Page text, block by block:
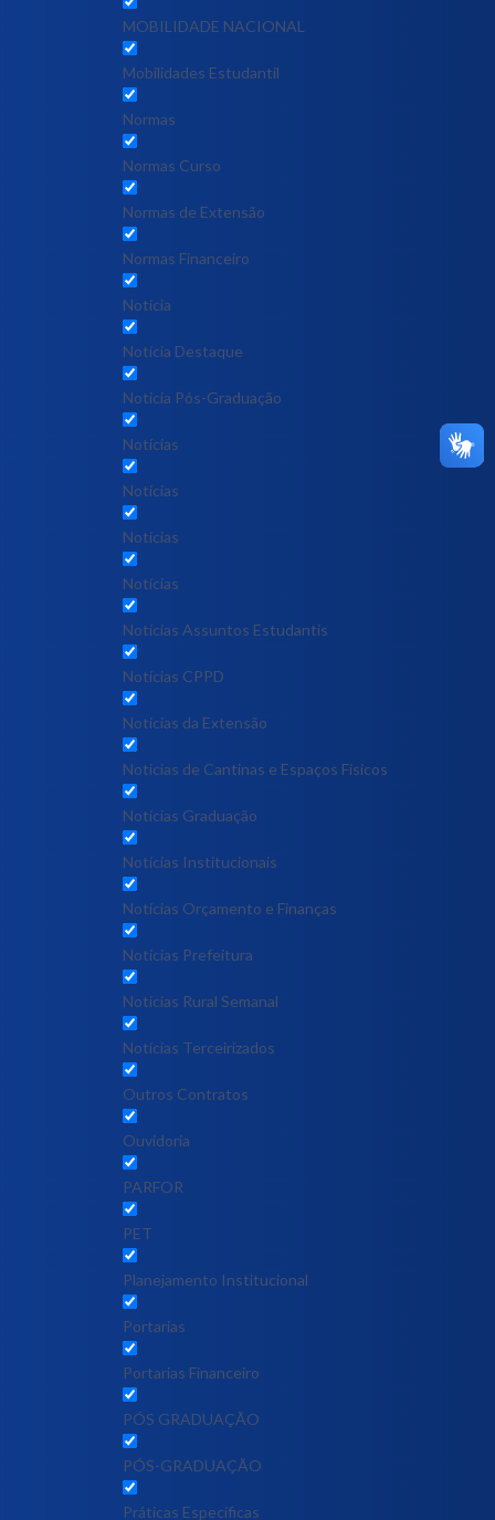
MOBILIDADE NACIONAL
Mobilidades Estudantil
Normas
Normas Curso
Normas de Extensão
Normas Financeiro
Notícia
Notícia Destaque
Noticia Pós-Graduação
Notícias
Notícias
Notícias
Notícias
Notícias Assuntos Estudantis
Notícias CPPD
Notícias da Extensão
Notícias de Cantinas e Espaços Físicos
Notícias Graduação
Notícias Institucionais
Notícias Orçamento e Finanças
Notícias Prefeitura
Notícias Rural Semanal
Notícias Terceirizados
Outros Contratos
Ouvidoria
PARFOR
PET
Planejamento Institucional
Portarias
Portarias Financeiro
PÓS GRADUAÇÃO
PÓS-GRADUAÇÃO
Práticas Específicas